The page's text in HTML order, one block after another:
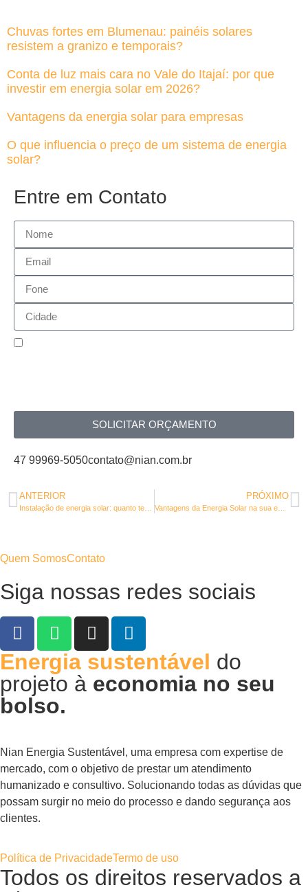
Chuvas fortes em Blumenau: painéis solares
resistem a granizo e temporais?
Conta de luz mais cara no Vale do Itajaí: por que
investir em energia solar em 2026?
Vantagens da energia solar para empresas
O que influencia o preço de um sistema de energia
solar?
Entre em Contato
SOLICITAR ORÇAMENTO
47 99969-5050contato@nian.com.br
ANTERIOR PRÓXIMO
Vantagens da Energia Solar na sua empresa!
Quem SomosContato
Siga nossas redes sociais
Energia sustentável do
projeto à economia no seu
bolso.
Nian Energia Sustentável, uma empresa com expertise de
mercado, com o objetivo de prestar um atendimento
humanizado e consultivo. Solucionando todas as dúvidas que
possam surgir no meio do processo e dando segurança aos
clientes.
Política de PrivacidadeTermo de uso
Todos os direitos reservados a